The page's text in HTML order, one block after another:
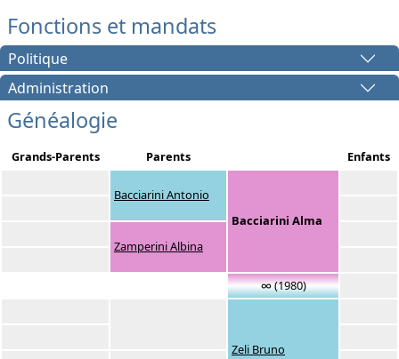
Fonctions et mandats
Politique
Administration
Généalogie
Grands-Parents Parents Enfants
Bacciarini Antonio
Bacciarini Alma
Zamperini Albina
∞ (1980)
Zeli Bruno